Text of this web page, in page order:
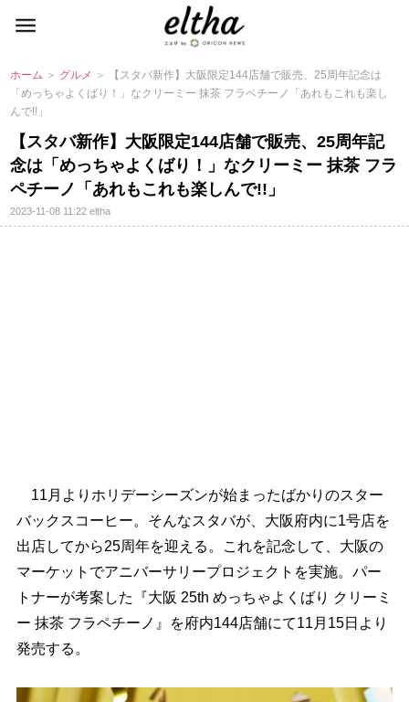
ホーム ＞ グルメ ＞ 【スタバ新作】大阪限定144店舗で販売、25周年記念は
「めっちゃよくばり！」なクリーミー 抹茶 フラペチーノ「あれもこれも楽し
んで!!」
【スタバ新作】大阪限定144店舗で販売、25周年記
念は「めっちゃよくばり！」なクリーミー 抹茶 フラ
ペチーノ「あれもこれも楽しんで!!」
2023-11-08 11:22eltha
11月よりホリデーシーズンが始まったばかりのスター
バックスコーヒー。そんなスタバが、大阪府内に1号店を
出店してから25周年を迎える。これを記念して、大阪の
マーケットでアニバーサリープロジェクトを実施。パー
トナーが考案した『大阪 25th めっちゃよくばり クリーミ
ー 抹茶 フラペチーノ』を府内144店舗にて11月15日より
発売する。